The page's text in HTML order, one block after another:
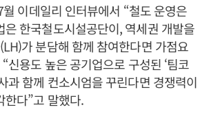
이데일리 인터뷰에서 “철도 운영은
은 한국철도시설공단이, 역세권 개발을
가 분담해 함께 참여한다면 가점요
신용도 높은 공기업으로 구성된 ‘팀코
과 함께 컨소시엄을 꾸린다면 경쟁력이
한다”고 말했다.